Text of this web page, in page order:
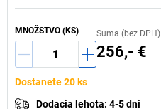
MNOŽSTVO (KS) Suma (bez DPH)
256,- €
Dostanete 20 ks
Dodacia lehota: 4-5 dni